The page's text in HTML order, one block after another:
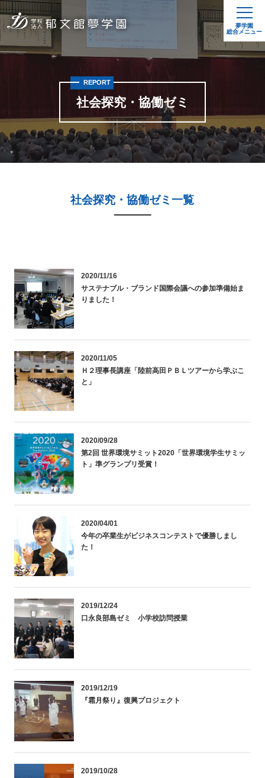
夢学園
総合メニュー
社会探究・協働ゼミ
REPORT
社会探究・協働ゼミ一覧
2020/11/16
サステナブル・ブランド国際会議への参加準備始ま
りました！
2020/11/05
Ｈ２理事長講座「陸前高田ＰＢＬツアーから学ぶこ
と」
2020/09/28
第2回 世界環境サミット2020「世界環境学生サミッ
ト」準グランプリ受賞！
2020/04/01
今年の卒業生がビジネスコンテストで優勝しまし
た！
2019/12/24
口永良部島ゼミ 小学校訪問授業
2019/12/19
『霜月祭り』復興プロジェクト
2019/10/28